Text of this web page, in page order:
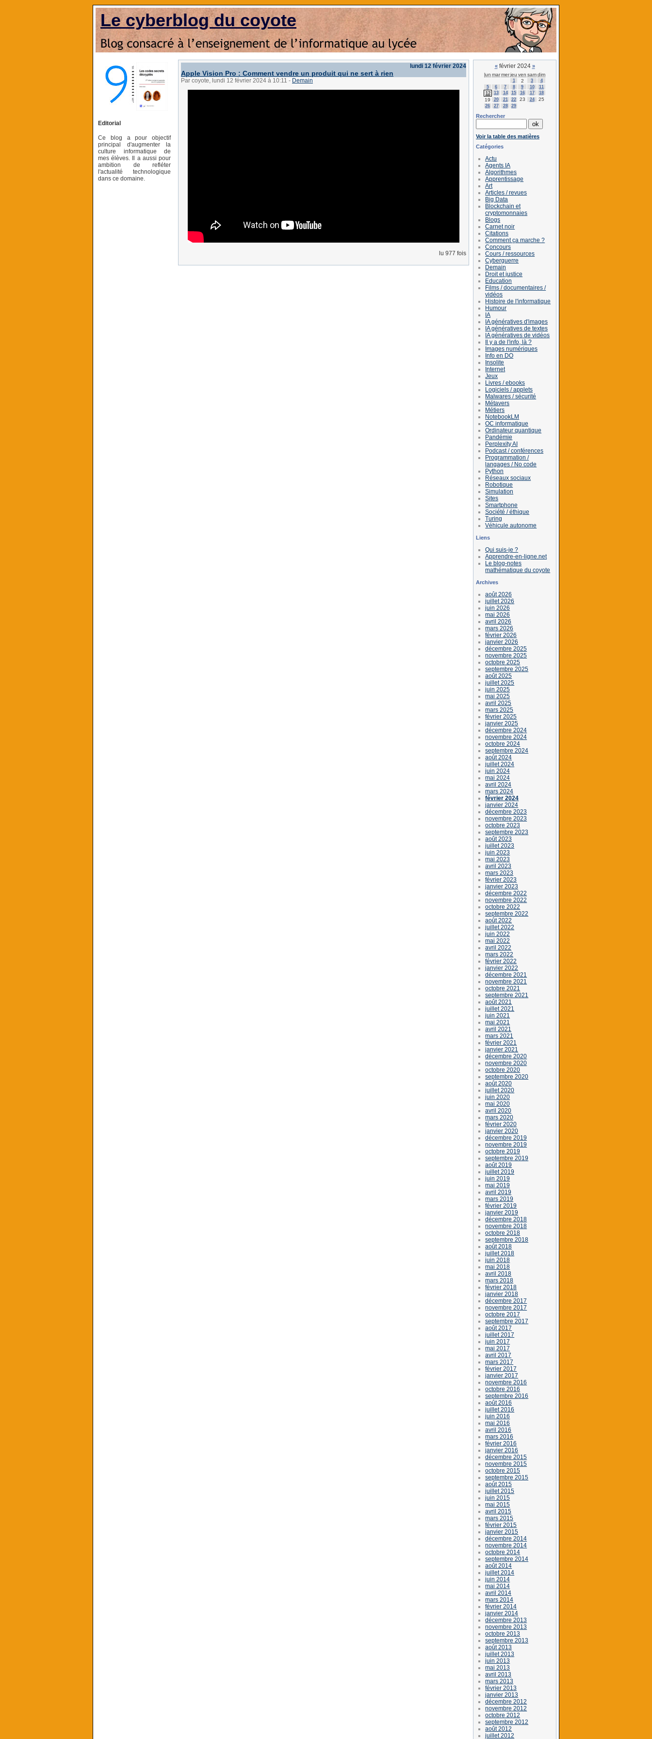
Le cyberblog du coyote
Editorial
Ce blog a pour objectif
principal d'augmenter la
culture informatique de
mes élèves. Il a aussi pour
ambition de refléter
l'actualité technologique
dans ce domaine.
lundi 12 février 2024
Apple Vision Pro : Comment vendre un produit qui ne sert à rien
Par coyote, lundi 12 février 2024 à 10:11 - Demain
lu 977 fois
«février 2024 »
lun marmerjeu ven samdim
1 2 3
4
5
6 7 8 9 10
11
12
13 14 15 16 17 18
19 20 21 22 23 24 25
26 27 28 29
Rechercher
Voir la table des matières
Catégories
Actu
Agents IA
Algorithmes
Apprentissage
Art
Articles / revues
Big Data
Blockchain et
cryptomonnaies
Blogs
Carnet noir
Citations
Comment ça marche ?
Concours
Cours / ressources
Cyberguerre
Demain
Droit et justice
Education
Films / documentaires /
vidéos
Histoire de l'informatique
Humour
IA
IA génératives d'images
IA génératives de textes
IA génératives de vidéos
Il y a de l'info, là ?
Images numériques
Info en DO
Insolite
Internet
Jeux
Livres / ebooks
Logiciels / applets
Malwares / sécurité
Métavers
Métiers
NotebookLM
OC informatique
Ordinateur quantique
Pandémie
Perplexity AI
Podcast / conférences
Programmation /
langages / No code
Python
Réseaux sociaux
Robotique
Simulation
Sites
Smartphone
Société / éthique
Turing
Véhicule autonome
Liens
Qui suis-je ?
Apprendre-en-ligne.net
Le blog-notes
mathématique du coyote
Archives
août 2026
juillet 2026
juin 2026
mai 2026
avril 2026
mars 2026
février 2026
janvier 2026
décembre 2025
novembre 2025
octobre 2025
septembre 2025
août 2025
juillet 2025
juin 2025
mai 2025
avril 2025
mars 2025
février 2025
janvier 2025
décembre 2024
novembre 2024
octobre 2024
septembre 2024
août 2024
juillet 2024
juin 2024
mai 2024
avril 2024
mars 2024
février 2024
janvier 2024
décembre 2023
novembre 2023
octobre 2023
septembre 2023
août 2023
juillet 2023
juin 2023
mai 2023
avril 2023
mars 2023
février 2023
janvier 2023
décembre 2022
novembre 2022
octobre 2022
septembre 2022
août 2022
juillet 2022
juin 2022
mai 2022
avril 2022
mars 2022
février 2022
janvier 2022
décembre 2021
novembre 2021
octobre 2021
septembre 2021
août 2021
juillet 2021
juin 2021
mai 2021
avril 2021
mars 2021
février 2021
janvier 2021
décembre 2020
novembre 2020
octobre 2020
septembre 2020
août 2020
juillet 2020
juin 2020
mai 2020
avril 2020
mars 2020
février 2020
janvier 2020
décembre 2019
novembre 2019
octobre 2019
septembre 2019
août 2019
juillet 2019
juin 2019
mai 2019
avril 2019
mars 2019
février 2019
janvier 2019
décembre 2018
novembre 2018
octobre 2018
septembre 2018
août 2018
juillet 2018
juin 2018
mai 2018
avril 2018
mars 2018
février 2018
janvier 2018
décembre 2017
novembre 2017
octobre 2017
septembre 2017
août 2017
juillet 2017
juin 2017
mai 2017
avril 2017
mars 2017
février 2017
janvier 2017
novembre 2016
octobre 2016
septembre 2016
août 2016
juillet 2016
juin 2016
mai 2016
avril 2016
mars 2016
février 2016
janvier 2016
décembre 2015
novembre 2015
octobre 2015
septembre 2015
août 2015
juillet 2015
juin 2015
mai 2015
avril 2015
mars 2015
février 2015
janvier 2015
décembre 2014
novembre 2014
octobre 2014
septembre 2014
août 2014
juillet 2014
juin 2014
mai 2014
avril 2014
mars 2014
février 2014
janvier 2014
décembre 2013
novembre 2013
octobre 2013
septembre 2013
août 2013
juillet 2013
juin 2013
mai 2013
avril 2013
mars 2013
février 2013
janvier 2013
décembre 2012
novembre 2012
octobre 2012
septembre 2012
août 2012
juillet 2012